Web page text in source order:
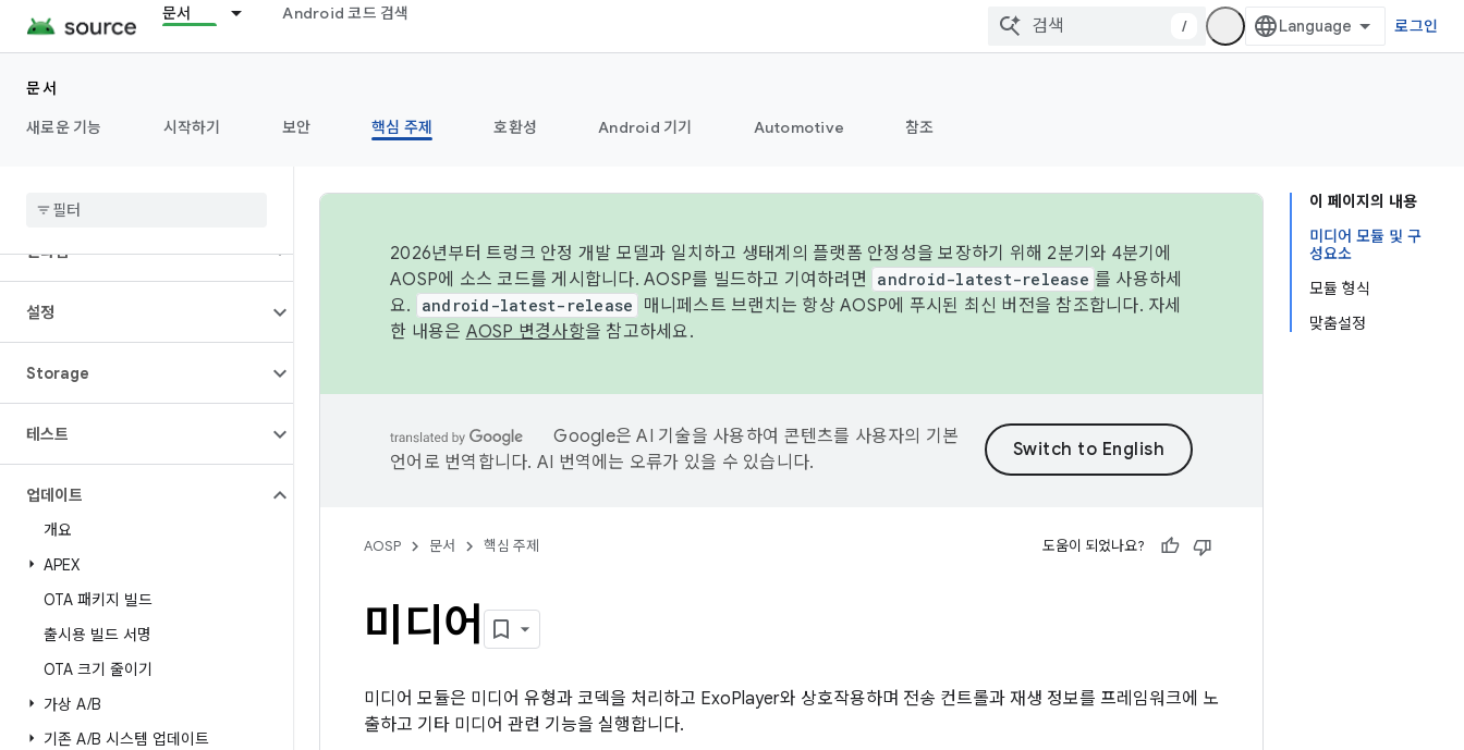
문서 Android 코드 검색
/ 로그인
문서
새로운 기능
시작하기 보안 핵심 주제 호환성 Android 기기 Automotive 참조
권한
런타임
설정
Storage
테스트
업데이트
개요
APEX
OTA 패키지 빌드
출시용 빌드 서명
OTA 크기 줄이기
가상 A/B
기존 A/B 시스템 업데이트
이 페이지의 내용
미디어 모듈 및 구
성요소
모듈 형식
맞춤설정
2026년부터 트렁크 안정 개발 모델과 일치하고 생태계의 플랫폼 안정성을 보장하기 위해 2분기와 4분기에
AOSP에 소스 코드를 게시합니다. AOSP를 빌드하고 기여하려면
android-latest-release 를 사용하세
요.
android-latest-release
매니페스트 브랜치는 항상 AOSP에 푸시된 최신 버전을 참조합니다. 자세
한 내용은 AOSP 변경사항을 참고하세요.
Google은 AI 기술을 사용하여 콘텐츠를 사용자의 기본
언어로 번역합니다. AI 번역에는 오류가 있을 수 있습니다.
AOSP 문서 핵심 주제 도움이 되었나요?
미디어
미디어 모듈은 미디어 유형과 코덱을 처리하고 ExoPlayer와 상호작용하며 전송 컨트롤과 재생 정보를 프레임워크에 노
출하고 기타 미디어 관련 기능을 실행합니다.